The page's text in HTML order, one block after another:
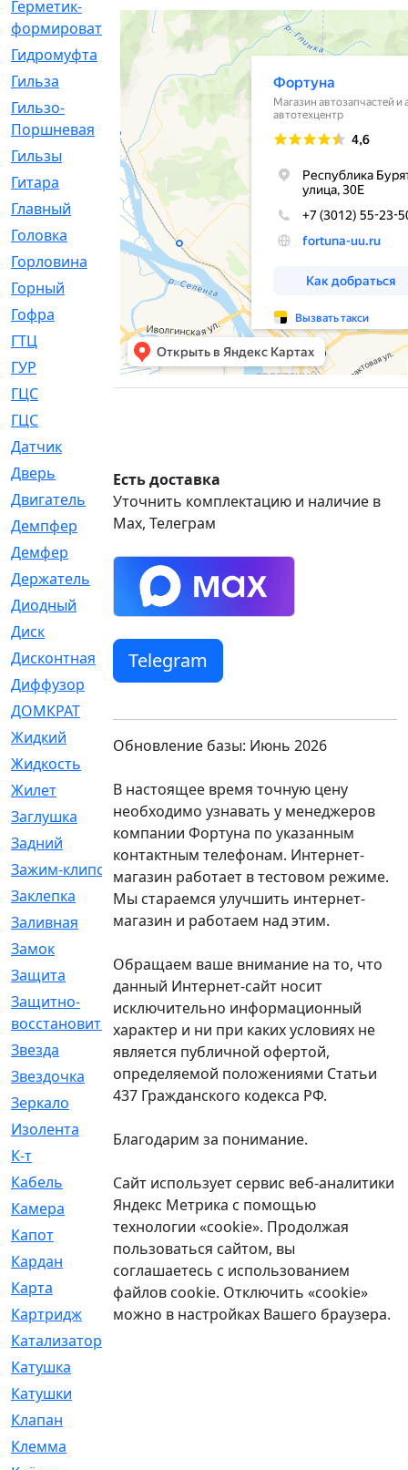
Герметик-
формирователь
[3]
Гидромуфта
[47]
Гильза
[56]
Гильзо-
Поршневая
[13]
Гильзы
[259]
Гитара
Главный
[29]
Головка
[28]
Горловина
[14]
Горный
[1]
Гофра
ГТЦ
[96]
ГУР
[34]
ГЦC
[6]
ГЦС
Датчик
Дверь
[249]
Двигатель
[64]
Демпфер
[2]
Демфер
[1]
Держатель
[5]
Диодный
[3]
Диск
Дисконтная
[1]
Диффузор
[1]
ДОМКРАТ
Жидкий
[5]
Жидкость
Жилет
[1]
Заглушка
[21]
Задний
[528]
Зажим-клипса
[1]
Заклепка
[1]
Заливная
[4]
Замок
Защита
[79]
Защитно-
восстановительный
[4]
Звезда
[1]
Звездочка
[5]
Зеркало
[369]
Изолента
К-т
Кабель
[50]
Камера
[4]
Капот
[144]
Кардан
Карта
[2]
Картридж
[250]
Катализатор
Катушка
Катушки
Клапан
Клемма
Есть доставка
Уточнить комплектацию и наличие в
Max, Телеграм
Telegram
Обновление базы: Июнь 2026
В настоящее время точную цену
необходимо узнавать у менеджеров
компании Фортуна по указанным
контактным телефонам. Интернет-
магазин работает в тестовом режиме.
Мы стараемся улучшить интернет-
магазин и работаем над этим.
Обращаем ваше внимание на то, что
данный Интернет-сайт носит
исключительно информационный
характер и ни при каких условиях не
является публичной офертой,
определяемой положениями Статьи
437 Гражданского кодекса РФ.
Благодарим за понимание.
Сайт использует сервис веб-аналитики
Яндекс Метрика с помощью
технологии «cookie». Продолжая
пользоваться сайтом, вы
соглашаетесь с использованием
файлов cookie. Отключить «cookie»
можно в настройках Вашего браузера.